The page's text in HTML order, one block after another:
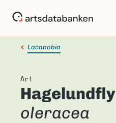
Lacanobia
Art
Hagelundfly
oleracea